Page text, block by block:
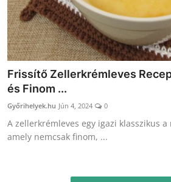
Frissítő Zellerkrémleves
és Finom ...
Győrihelyek.hu Jún 4, 2024 0
A zellerkrémleves egy igazi klasszikus
amely nemcsak finom, ...